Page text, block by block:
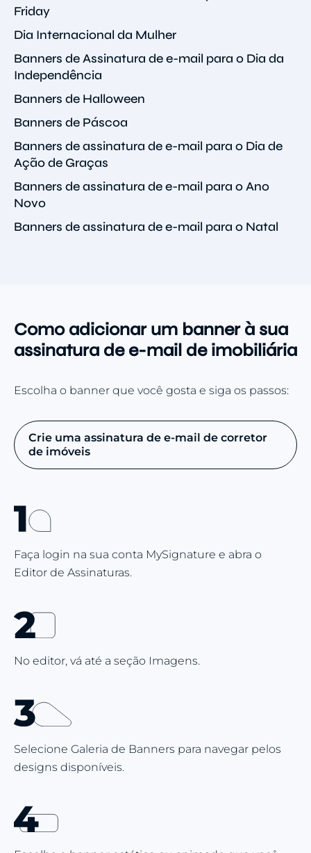
Friday
Dia Internacional da Mulher
Banners de Assinatura de e-mail para o Dia da
Independência
Banners de Halloween
Banners de Páscoa
Banners de assinatura de e-mail para o Dia de
Ação de Graças
Banners de assinatura de e-mail para o Ano
Novo
Banners de assinatura de e-mail para o Natal
Como adicionar um banner à sua
assinatura de e-mail de imobiliária
Escolha o banner que você gosta e siga os passos:
Crie uma assinatura de e-mail de corretor
de imóveis
Faça login na sua conta MySignature e abra o
Editor de Assinaturas.
No editor, vá até a seção Imagens.
Selecione Galeria de Banners para navegar pelos
designs disponíveis.